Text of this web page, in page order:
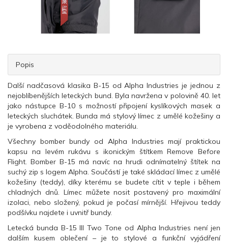
Popis
Další nadčasová klasika B-15 od Alpha Industries je jednou z
nejoblíbenějších leteckých bund. Byla navržena v polovině 40. let
jako nástupce B-10 s možností připojení kyslíkových masek a
leteckých sluchátek. Bunda má stylový límec z umělé kožešiny a
je vyrobena z voděodolného materiálu.
Všechny bomber bundy od Alpha Industries mají praktickou
kapsu na levém rukávu s ikonickým štítkem Remove Before
Flight. Bomber B-15 má navíc na hrudi odnímatelný štítek na
suchý zip s logem Alpha. Součástí je také skládací límec z umělé
kožešiny (teddy), díky kterému se budete cítit v teple i během
chladných dnů. Límec můžete nosit postavený pro maximální
izolaci, nebo složený, pokud je počasí mírnější. Hřejivou teddy
podšívku najdete i uvnitř bundy.
Letecká bunda B-15 III Two Tone od Alpha Industries není jen
dalším kusem oblečení – je to stylové a funkční vyjádření